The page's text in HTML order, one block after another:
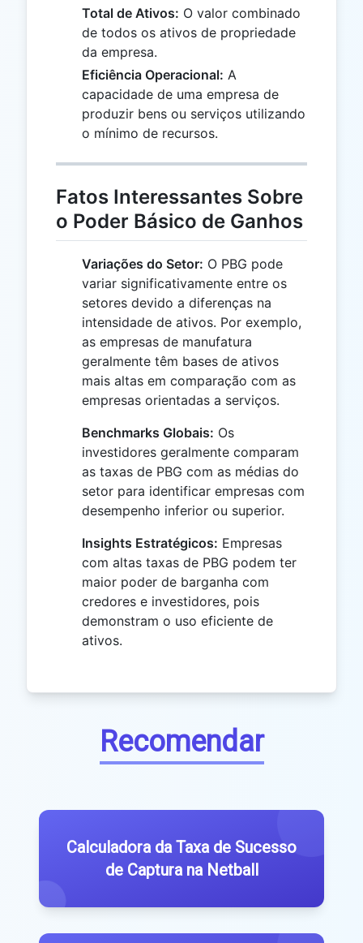
Total de Ativos: O valor combinado
de todos os ativos de propriedade
da empresa.
Eficiência Operacional: A
capacidade de uma empresa de
produzir bens ou serviços utilizando
o mínimo de recursos.
Fatos Interessantes Sobre
o Poder Básico de Ganhos
Variações do Setor: O PBG pode
variar significativamente entre os
setores devido a diferenças na
intensidade de ativos. Por exemplo,
as empresas de manufatura
geralmente têm bases de ativos
mais altas em comparação com as
empresas orientadas a serviços.
Benchmarks Globais: Os
investidores geralmente comparam
as taxas de PBG com as médias do
setor para identificar empresas com
desempenho inferior ou superior.
Insights Estratégicos: Empresas
com altas taxas de PBG podem ter
maior poder de barganha com
credores e investidores, pois
demonstram o uso eficiente de
ativos.
Recomendar
Calculadora da Taxa de Sucesso
de Captura na Netball